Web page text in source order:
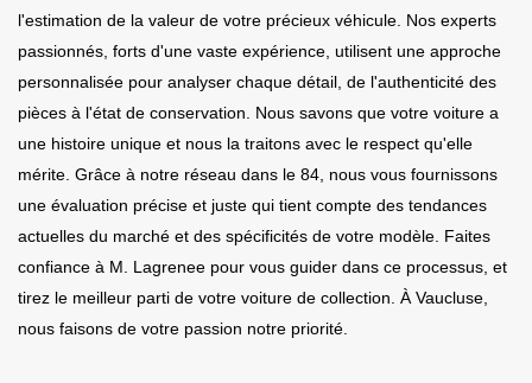
l'estimation de la valeur de votre précieux véhicule. Nos experts
passionnés, forts d'une vaste expérience, utilisent une approche
personnalisée pour analyser chaque détail, de l'authenticité des
pièces à l'état de conservation. Nous savons que votre voiture a
une histoire unique et nous la traitons avec le respect qu'elle
mérite. Grâce à notre réseau dans le 84, nous vous fournissons
une évaluation précise et juste qui tient compte des tendances
actuelles du marché et des spécificités de votre modèle. Faites
confiance à M. Lagrenee pour vous guider dans ce processus, et
tirez le meilleur parti de votre voiture de collection. À Vaucluse,
nous faisons de votre passion notre priorité.